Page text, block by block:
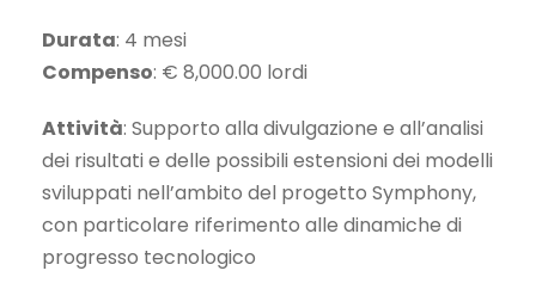
Durata: 4 mesi
Compenso: € 8,000.00 lordi
Attività: Supporto alla divulgazione e all’analisi
dei risultati e delle possibili estensioni dei modelli
sviluppati nell’ambito del progetto Symphony,
con particolare riferimento alle dinamiche di
progresso tecnologico